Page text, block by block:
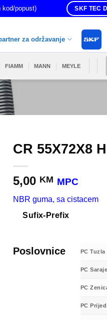
kod/popust) SKF TEC
za održavanje
FIAMM MANN MEYLE
CR 55X72X8
5,00 KM MPC
NBR guma, sa cistacem
Sufix-Prefix
Poslovnice PC Tuzla
PC
PC
PC